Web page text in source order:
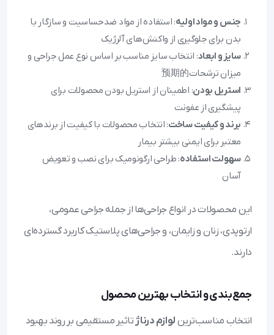
جنس و مواد اولیه: استفاده از مواد ضدحساسیت و سازگار با
بدن برای جلوگیری از واکنش‌های آلرژیک
سایز و ابعاد: انتخاب سایز مناسب بر اساس نوع عمل جراحی و
میزان ترشحات预期的
استریل بودن: اطمینان از استریل بودن محصولات برای
پیشگیری از عفونت
برند و کیفیت ساخت: انتخاب محصولات با کیفیت از برندهای
معتبر برای ایمنی بیشتر بیمار
سهولت استفاده: طراحی ارگونومیک برای نصب و تعویض
آسان
این محصولات در انواع جراحی‌ها از جمله جراحی عمومی،
ارتوپدی، زنان و زایمان، و جراحی‌های پلاستیک کاربرد گسترده‌ای
دارند.
جمع‌بندی و انتخاب بهترین محصول
انتخاب مناسب‌ترین لوازم درناژتاثیر مستقیمی بر روند بهبود